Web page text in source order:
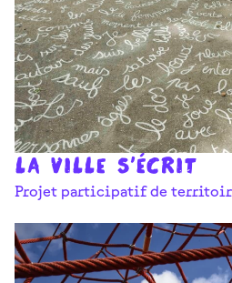
La Ville s'écrit
Projet participatif de